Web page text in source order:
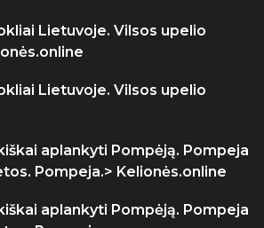
Lietuvoje. Vilsos upelio
Lietuvoje. Vilsos upelio
aplankyti Pompėją. Pompeja
Pompeja.> Kelionės.online
aplankyti Pompėją. Pompeja